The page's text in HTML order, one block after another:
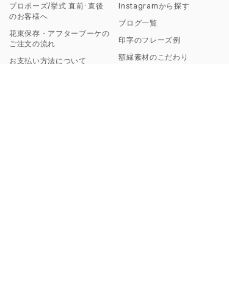
プロポーズ/挙式 直前･直後
のお客様へ
花束保存・アフターブーケの
ご注文の流れ
お支払い方法について
Instagramから探す
ブログ一覧
印字のフレーズ例
額縁素材のこだわり